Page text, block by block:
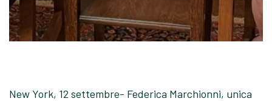
New York, 12 settembre- Federica Marchionni, unica